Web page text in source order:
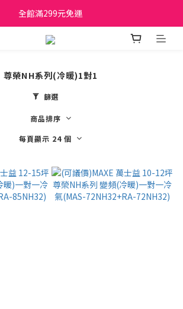
、國際牌 原廠管制價格 私訊優惠價
全館滿299元免運
、國際牌 原廠管制價格 私訊優惠價
尊榮NH系列(冷暖)1對1
篩選
商品排序
每頁顯示 24 個